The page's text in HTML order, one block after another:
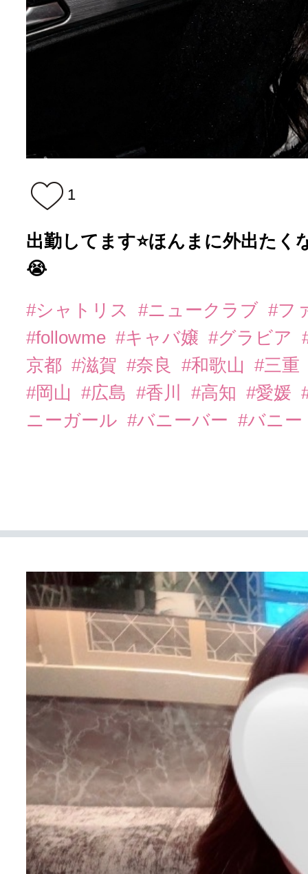
1
出勤してます⭐️ほんまに外出たく
😭
#シャトリス #ニュークラブ #フ
#followme #キャバ嬢 #グラビア
京都 #滋賀 #奈良 #和歌山
#三重
#岡山
#広島 #香川 #高知 #愛媛
ニーガール #バニーバー #バニー